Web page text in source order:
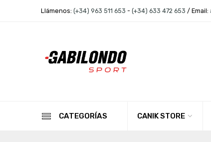
Llámenos: (+34) 963 511 653 - (+34) 633 472 653 / Email:
CATEGORÍAS CANIK STORE